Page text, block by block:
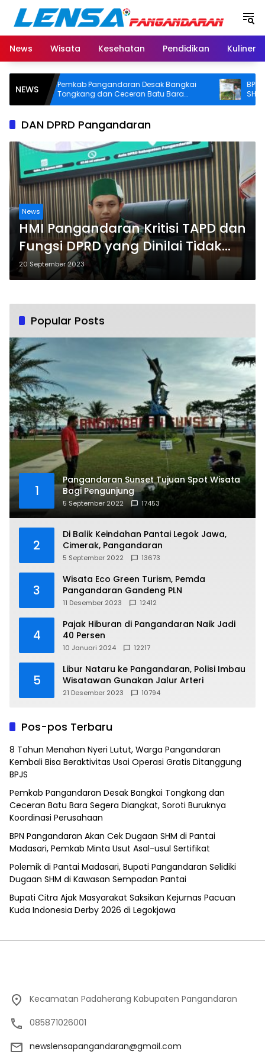
Langsung
konten
News
Wisata Kesehatan Pendidikan Kuliner
NEWSPemkab Pangandaran Desak Bangkai
Tongkang dan Ceceran Batu Bara
Segera Diangkat, Soroti Buruknya
BPN
SHM di
Usut Asal-
DAN DPRD Pangandaran
News
HMI Pangandaran Kritisi TAPD dan
Fungsi DPRD yang Dinilai Tidak
Rasional
20 September 2023
Popular Posts
1
Pangandaran Sunset Tujuan Spot Wisata
Bagi Pengunjung
5 September 2022 17453
2
Di Balik Keindahan Pantai Legok Jawa,
Cimerak, Pangandaran
5 September 2022 13673
3
Wisata Eco Green Turism, Pemda
Pangandaran Gandeng PLN
11 Desember 2023 12412
4
Pajak Hiburan di Pangandaran Naik Jadi
40 Persen
10 Januari 2024 12217
5
Libur Nataru ke Pangandaran, Polisi Imbau
Wisatawan Gunakan Jalur Arteri
21 Desember 2023 10794
Pos-pos Terbaru
8 Tahun Menahan Nyeri Lutut, Warga Pangandaran
Kembali Bisa Beraktivitas Usai Operasi Gratis Ditanggung
BPJS
Pemkab Pangandaran Desak Bangkai Tongkang dan
Ceceran Batu Bara Segera Diangkat, Soroti Buruknya
Koordinasi Perusahaan
BPN Pangandaran Akan Cek Dugaan SHM di Pantai
Madasari, Pemkab Minta Usut Asal-usul Sertifikat
Polemik di Pantai Madasari, Bupati Pangandaran Selidiki
Dugaan SHM di Kawasan Sempadan Pantai
Bupati Citra Ajak Masyarakat Saksikan Kejurnas Pacuan
Kuda Indonesia Derby 2026 di Legokjawa
Kecamatan Padaherang Kabupaten Pangandaran
085871026001
newslensapangandaran@gmail.com